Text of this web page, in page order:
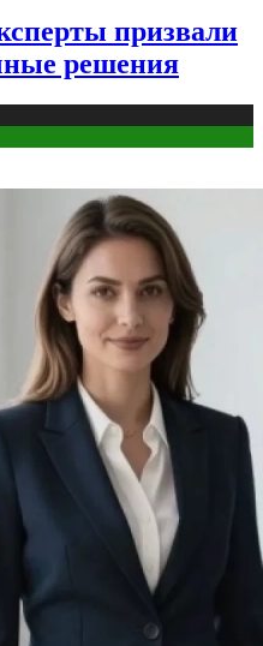
призвали
решения